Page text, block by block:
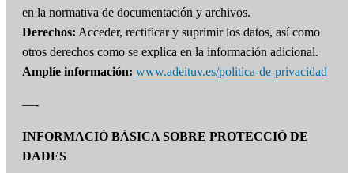
en la normativa de documentación y archivos.
Derechos: Acceder, rectificar y suprimir los datos, así como
otros derechos como se explica en la información adicional.
Amplíe información: www.adeituv.es/politica-de-privacidad
—-
INFORMACIÓ BÀSICA SOBRE PROTECCIÓ DE
DADES